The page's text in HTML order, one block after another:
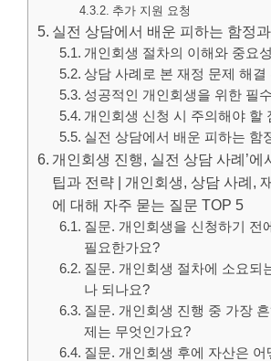
추가 지원 요청
실전 상담에서 배운 피하는 함정
개인회생 절차의 이해와 중요성
상담 사례로 본 재정 문제 해결
성공적인 개인회생을 위한 필
개인회생 신청 시 주의해야 할
실전 상담에서 배운 피하는 함
개인회생 진행, 실전 상담 사례’에
팁과 전략 | 개인회생, 상담 사례,
에 대해 자주 묻는 질문 TOP 5
질문. 개인회생을 신청하기 전
필요한가요?
질문. 개인회생 절차에 소요되
나 되나요?
질문. 개인회생 진행 중 가장
제는 무엇인가요?
질문. 개인회생 후에 자산은